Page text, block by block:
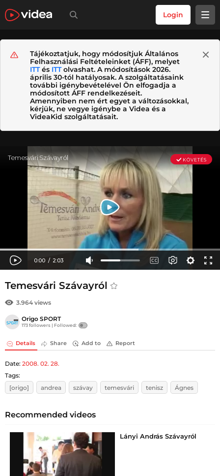
Login
Tájékoztatjuk, hogy módosítjuk Általános
Felhasználási Feltételeinket (ÁFF), melyet
ITTés ITTolvashat. A módosítások 2026.
április 30-tól hatályosak. A szolgáltatásaink
további igénybevételével Ön elfogadja a
módosított ÁFF rendelkezéseit.
Amennyiben nem ért egyet a változásokkal,
kérjük, ne vegye igénybe a Videa és a
VideaKid szolgáltatásait.
Temesvári Szávayról
3.964 views
Origo SPORT
173 followers | Followed:
Details Share Add to Report
Date: 2008. 02. 28.
Tags:
[origo]
andrea szávay temesvári tenisz Ágnes
Recommended videos
Lányi András Szávayról